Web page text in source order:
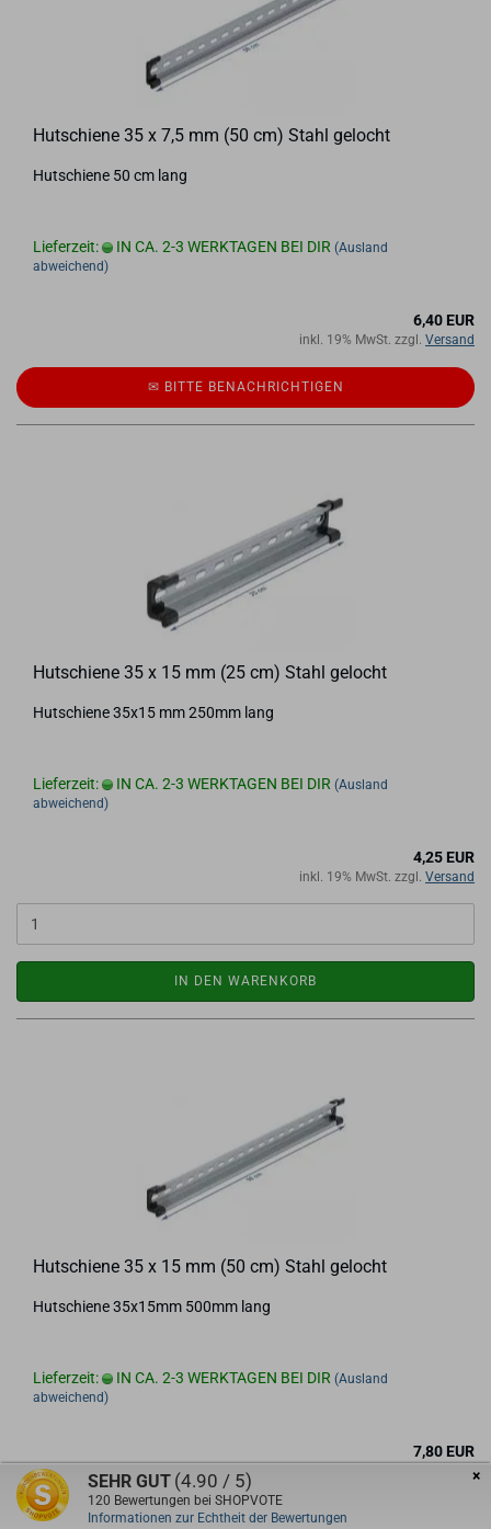
Hut­schie­ne 35 x 7,5 mm (50 cm) Stahl ge­locht
Hut­schie­ne 50 cm lang
Lieferzeit: IN CA. 2-3 WERKTAGEN BEI DIR (Ausland
abweichend)
6,40 EUR
inkl. 19% MwSt. zzgl. Versand
✉ BITTE BE­NACH­RICH­TI­GEN
Hut­schie­ne 35 x 15 mm (25 cm) Stahl ge­locht
Hut­schie­ne 35x15 mm 250mm lang
Lieferzeit: IN CA. 2-3 WERKTAGEN BEI DIR (Ausland
abweichend)
4,25 EUR
inkl. 19% MwSt. zzgl. Versand
IN DEN WARENKORB
Hut­schie­ne 35 x 15 mm (50 cm) Stahl ge­locht
Hut­schie­ne 35x15mm 500mm lang
Lieferzeit: IN CA. 2-3 WERKTAGEN BEI DIR (Ausland
abweichend)
7,80 EUR
Versand×
SEHR GUT (4.90 / 5)
120 Bewertungen bei SHOPVOTE
Informationen zur Echtheit der Bewertungen